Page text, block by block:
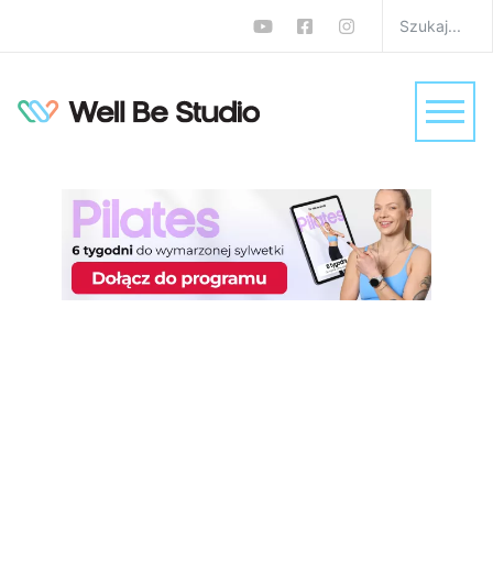
Trening interwałowy HIIT
w 20 minut. Ćwiczenia
bez sprzętu na całe ciało
FBW,HIIT,Trening na całe ciało,Trening w domu
Treningi
Krzysztof „Wujaszek Fericze” Ferenc
0 komentarzy